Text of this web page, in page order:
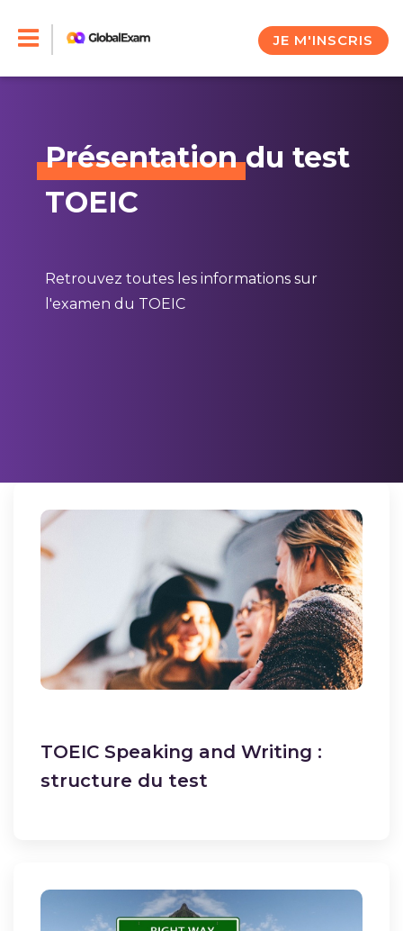
JE M'INSCRIS
Présentationdu test
TOEIC
Retrouvez toutes les informations sur
l'examen du TOEIC
TOEIC Speaking and Writing :
structure du test